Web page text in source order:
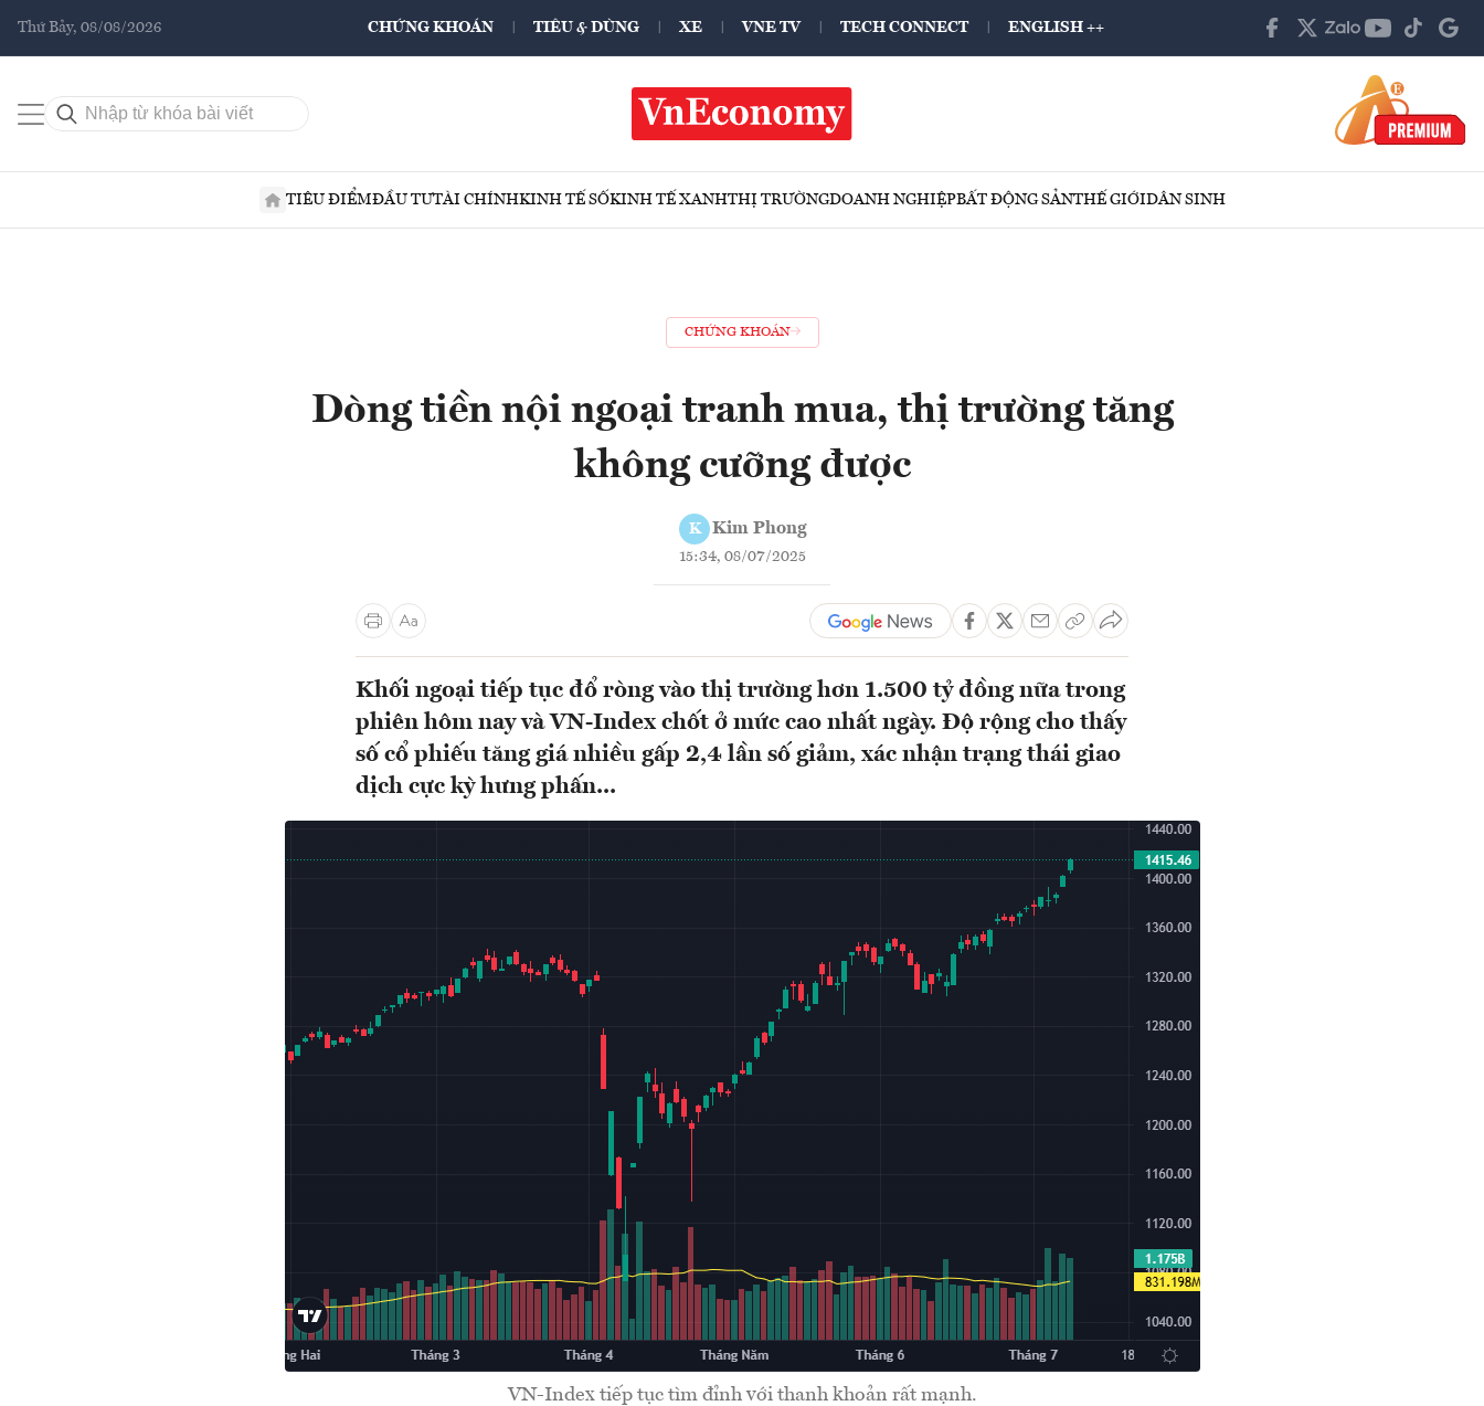
Thứ Bảy, 08/08/2026 CHỨNG KHOÁN TIÊU & DÙNG XE VNE TV TECH CONNECT ENGLISH ++
TIÊU ĐIỂMĐẦU TƯTÀI CHÍNHKINH TẾ SỐKINH TẾ XANHTHỊ TRƯỜNGDOANH NGHIỆPBẤT ĐỘNG SẢNTHẾ GIỚIDÂN SINH
CHỨNG KHOÁN
Dòng tiền nội ngoại tranh mua, thị trường tăng
không cưỡng được
K Kim Phong
15:34, 08/07/2025
Khối ngoại tiếp tục đổ ròng vào thị trường hơn 1.500 tỷ đồng nữa trong
phiên hôm nay và VN-Index chốt ở mức cao nhất ngày. Độ rộng cho thấy
số cổ phiếu tăng giá nhiều gấp 2,4 lần số giảm, xác nhận trạng thái giao
dịch cực kỳ hưng phấn...
VN-Index tiếp tục tìm đỉnh với thanh khoản rất mạnh.